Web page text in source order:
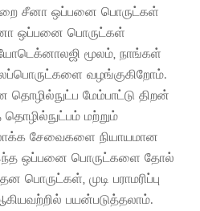
சீனா ஒப்பனை பொருட்கள்
ஒப்பனை பொருட்கள்
மூலம், நாங்கள்
வழங்குகிறோம்.
மேம்பாட்டு திறன்
தொழில்நுட்பம் மற்றும்
சேவைகளை நியாயமான
இந்த ஒப்பனை பொருட்களை தோல்
பொருட்கள், முடி பராமரிப்பு
பயன்படுத்தலாம்.